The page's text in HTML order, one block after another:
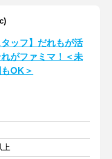
タッフ】だれもが活
がファミマ！＜未
OK＞
上